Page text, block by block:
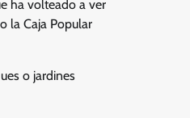
ha volteado a ver
la Caja Popular
o jardines